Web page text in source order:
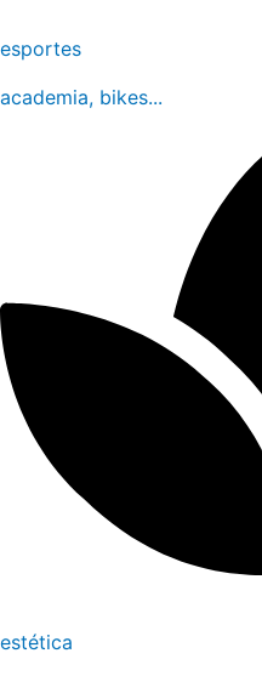
esportes
academia, bikes...
estética